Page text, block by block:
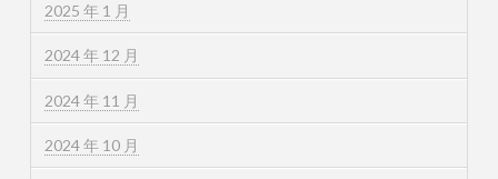
2025 年 1 月
2024 年 12 月
2024 年 11 月
2024 年 10 月